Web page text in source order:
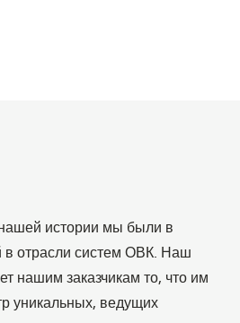
истории мы были в
в отрасли систем ОВК. Наш
нашим заказчикам то, что им
уникальных, ведущих